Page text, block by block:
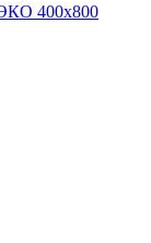
400х800